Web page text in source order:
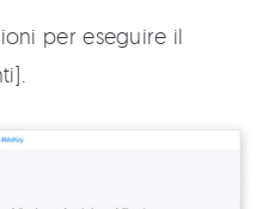
per eseguire il